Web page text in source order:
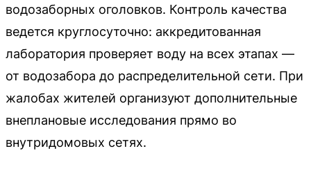
водозаборных оголовков. Контроль качества
ведется круглосуточно: аккредитованная
лаборатория проверяет воду на всех этапах —
от водозабора до распределительной сети. При
жалобах жителей организуют дополнительные
внеплановые исследования прямо во
внутридомовых сетях.